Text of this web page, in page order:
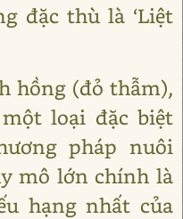
đặc thù là ‘Liệt
hồng (đỏ thẫm),
loại đặc biệt
pháp nuôi
mô lớn chính là
hạng nhất của